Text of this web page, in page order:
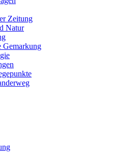
Zeitung
Natur
Gemarkung